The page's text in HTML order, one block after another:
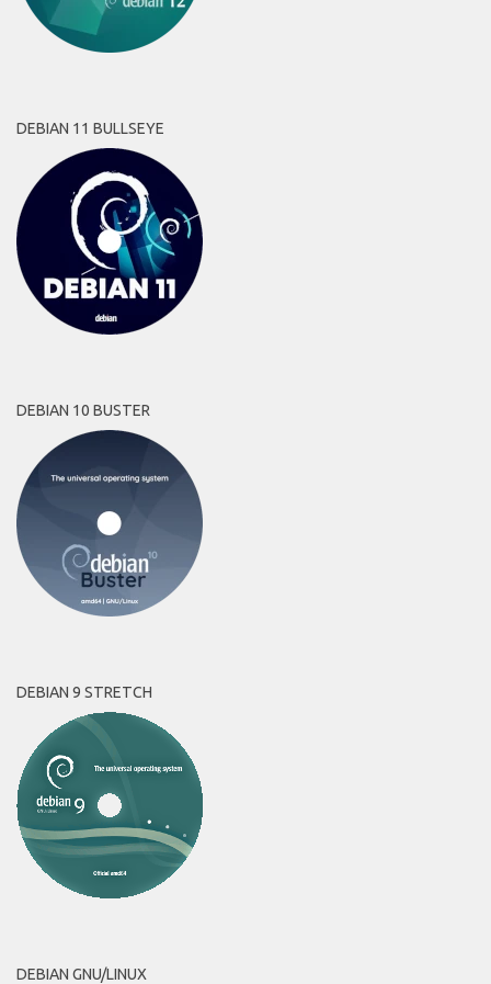
DEBIAN 11 BULLSEYE
DEBIAN 10 BUSTER
DEBIAN 9 STRETCH
DEBIAN GNU/LINUX